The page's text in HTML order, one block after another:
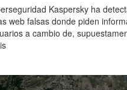
Kaspersky ha
web falsas donde piden
a cambio de,